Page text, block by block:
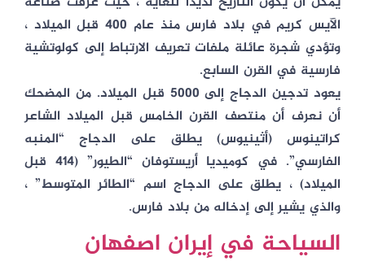
الآيس كريم في بلاد فارس منذ عام 400 قبل الميلاد ،
وتؤدي شجرة عائلة ملفات تعريف الارتباط إلى كولوتشية
فارسية في القرن السابع.
يعود تدجين الدجاج إلى 5000 قبل الميلاد. من المضحك
أن نعرف أن منتصف القرن الخامس قبل الميلاد الشاعر
كراتينوس (أثينيوس) يطلق على الدجاج “المنبه
الفارسي”. في كوميديا أريستوفان “الطيور” (414 قبل
الميلاد) ، يطلق على الدجاج اسم “الطائر المتوسط” ،
والذي يشير إلى إدخاله من بلاد فارس.
السياحة في إيران اصفهان